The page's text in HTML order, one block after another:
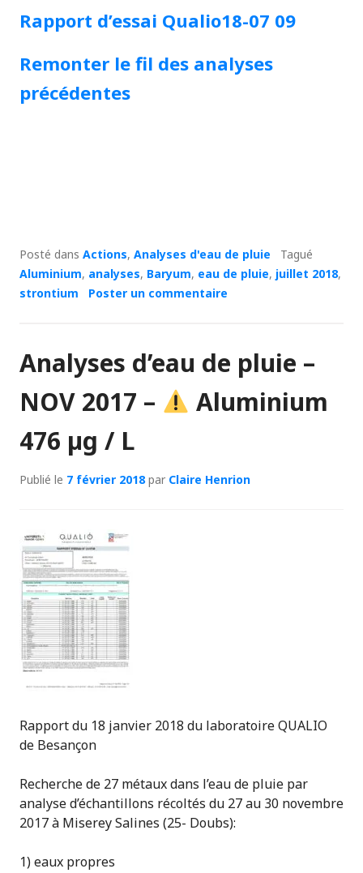
Rapport d’essai Qualio18-07 09
Remonter le fil des analyses
précédentes
Posté dans Actions, Analyses d'eau de pluie
Tagué
Aluminium, analyses, Baryum, eau de pluie, juillet 2018,
strontium
Poster un commentaire
Analyses d’eau de pluie –
NOV 2017 –
Aluminium
476 µg / L
Publié le 7 février 2018par Claire Henrion
Rapport du 18 janvier 2018 du laboratoire QUALIO
de Besançon
Recherche de 27 métaux dans l’eau de pluie par
analyse d’échantillons récoltés du 27 au 30 novembre
2017 à Miserey Salines (25- Doubs):
1) eaux propres